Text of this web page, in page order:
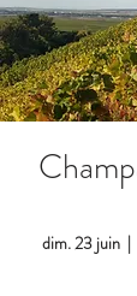
dim. 23 juin
  |